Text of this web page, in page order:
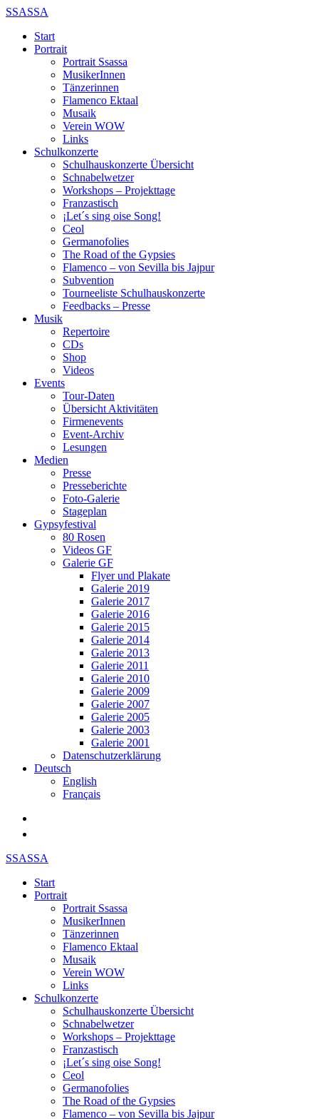
SSASSA
Start
Portrait
Portrait Ssassa
MusikerInnen
Tänzerinnen
Flamenco Ektaal
Musaik
Verein WOW
Links
Schulkonzerte
Schulhauskonzerte Übersicht
Schnabelwetzer
Workshops – Projekttage
Franzastisch
¡Let´s sing oise Song!
Ceol
Germanofolies
The Road of the Gypsies
Flamenco – von Sevilla bis Jajpur
Subvention
Tourneeliste Schulhauskonzerte
Feedbacks – Presse
Musik
Repertoire
CDs
Shop
Videos
Events
Tour-Daten
Übersicht Aktivitäten
Firmenevents
Event-Archiv
Lesungen
Medien
Presse
Presseberichte
Foto-Galerie
Stageplan
Gypsyfestival
80 Rosen
Videos GF
Galerie GF
Flyer und Plakate
Galerie 2019
Galerie 2017
Galerie 2016
Galerie 2015
Galerie 2014
Galerie 2013
Galerie 2011
Galerie 2010
Galerie 2009
Galerie 2007
Galerie 2005
Galerie 2003
Galerie 2001
Datenschutzerklärung
Deutsch
English
Français
SSASSA
Start
Portrait
Portrait Ssassa
MusikerInnen
Tänzerinnen
Flamenco Ektaal
Musaik
Verein WOW
Links
Schulkonzerte
Schulhauskonzerte Übersicht
Schnabelwetzer
Workshops – Projekttage
Franzastisch
¡Let´s sing oise Song!
Ceol
Germanofolies
The Road of the Gypsies
Flamenco – von Sevilla bis Jajpur